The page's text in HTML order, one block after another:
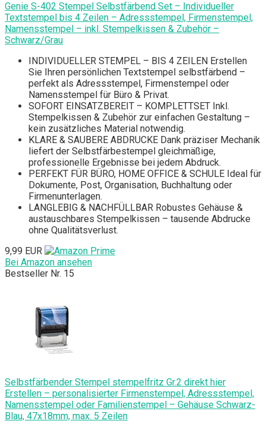
Genie S-402 Stempel Selbstfärbend Set – Individueller
Textstempel bis 4 Zeilen – Adressstempel, Firmenstempel,
Namensstempel – inkl. Stempelkissen & Zubehör –
Schwarz/Grau
INDIVIDUELLER STEMPEL – BIS 4 ZEILEN Erstellen
Sie Ihren persönlichen Textstempel selbstfärbend –
perfekt als Adressstempel, Firmenstempel oder
Namensstempel für Büro & Privat.
SOFORT EINSATZBEREIT – KOMPLETTSET Inkl.
Stempelkissen & Zubehör zur einfachen Gestaltung –
kein zusätzliches Material notwendig.
KLARE & SAUBERE ABDRUCKE Dank präziser Mechanik
liefert der Selbstfärbestempel gleichmäßige,
professionelle Ergebnisse bei jedem Abdruck.
PERFEKT FÜR BÜRO, HOME OFFICE & SCHULE Ideal für
Dokumente, Post, Organisation, Buchhaltung oder
Firmenunterlagen.
LANGLEBIG & NACHFÜLLBAR Robustes Gehäuse &
austauschbares Stempelkissen – tausende Abdrucke
ohne Qualitätsverlust.
9,99 EUR
Bei Amazon ansehen
Bestseller Nr. 15
Selbstfärbender Stempel stempelfritz Gr.2 direkt hier
Erstellen – personalisierter Firmenstempel, Adressstempel,
Namensstempel oder Familienstempel – Gehäuse Schwarz-
Blau, 47x18mm, max. 5 Zeilen